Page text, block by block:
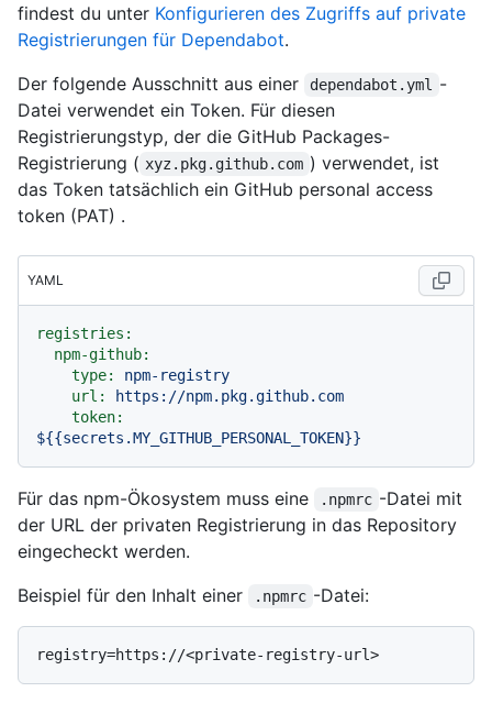
findest du unter Konfigurieren des Zugriffs auf private
Registrierungen für Dependabot.
Der folgende Ausschnitt aus einer
dependabot.yml
-
Datei verwendet ein Token. Für diesen
Registrierungstyp, der die GitHub Packages-
Registrierung ( xyz.pkg.github.com ) verwendet, ist
das Token tatsächlich ein GitHub personal access
token (PAT) .
YAML
registries:
npm-github:
type:
npm-registry
url:
https://npm.pkg.github.com
token:
${{secrets.MY_GITHUB_PERSONAL_TOKEN}}
Für das npm-Ökosystem muss eine .npmrc -Datei mit
der URL der privaten Registrierung in das Repository
eingecheckt werden.
Beispiel für den Inhalt einer
.npmrc -Datei: